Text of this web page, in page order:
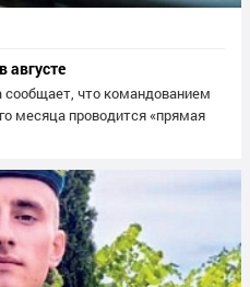
августе
сообщает, что командованием
месяца проводится «прямая